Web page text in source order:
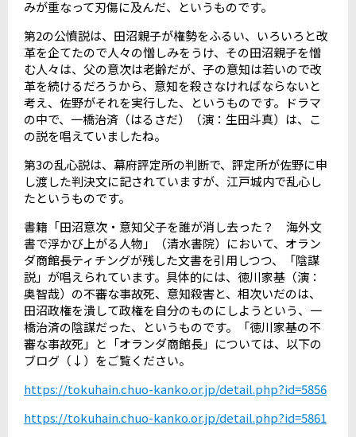
みが重なって刃傷に及んだ、というものです。
第2の公憤説は、田沼親子が権勢をふるい、いろいろと改
革を企てたので人々の憎しみをうけ、その田沼親子を憎
む人々は、父の意次は老齢だが、子の意知は若いので改
革を続けるだろうから、意知を殺さなければならないと
考え、佐野がそれを実行した、というものです。ドラマ
の中で、一橋治済（はるさだ）（演：生田斗真）は、こ
の説を唱えていましたね。
第3の乱心説は、幕府評定所の判断で、評定所が佐野に申
し渡した判決文に記されていますが、江戸城内で乱心し
たというものです。
書籍「田沼意次・意知父子を誰が消し去った？ 海外文
書で浮かび上がる人物」（清水書院）において、オラン
ダ商館長ティチングが残した文書を引用しつつ、「陰謀
説」が唱えられています。具体的には、徳川家基（演：
奥智哉）の不審な事故死、意知殺害と、相次いだのは、
田沼政権を潰して政権を自分のものにしようという、一
橋治済の陰謀だった、というものです。「徳川家基の不
審な事故死」と「オランダ商館長」については、以下の
ブログ（↓）をご覧ください。
https://tokuhain.chuo-kanko.or.jp/detail.php?id=5856
https://tokuhain.chuo-kanko.or.jp/detail.php?id=5861